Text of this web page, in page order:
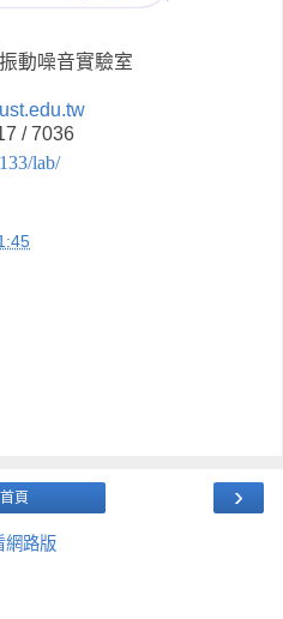
動噪音實驗室
/ 7036
lab/
›
首頁
網路版